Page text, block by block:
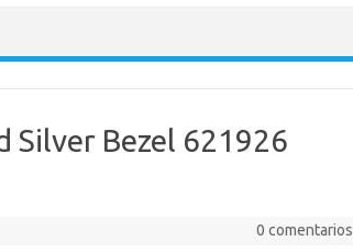
Silver Bezel 621926
0 comentarios